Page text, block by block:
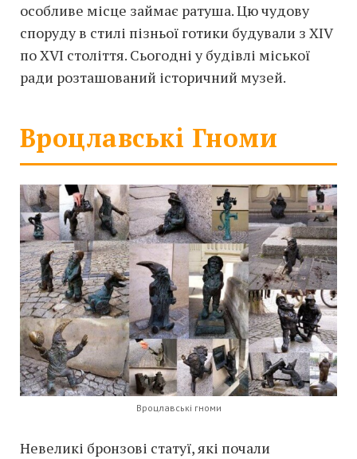
особливе місце займає ратуша. Цю чудову
споруду в стилі пізньої готики будували з XIV
по XVI століття. Сьогодні у будівлі міської
ради розташований історичний музей.
Вроцлавські Гноми
Вроцлавські гноми
Невеликі бронзові статуї, які почали